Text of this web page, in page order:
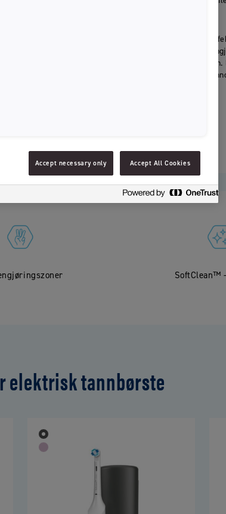
SoftClean™-teknologien bruker en unik kombinasjon av
mindre børstehode for å sikre en grundig og skånsom
inn i tre rengjøringssoner, hver med sin spesielle
å rengjøre hver tann og få maksimal kontakt med hele
SoftClean™
elektrisk tannbørste
Accept necessary only Accept All Cookies